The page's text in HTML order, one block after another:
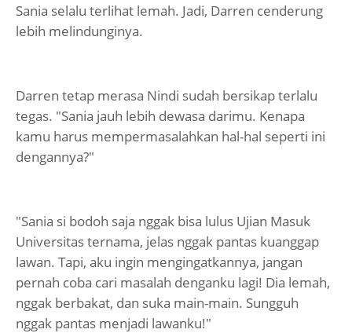
Sania selalu terlihat lemah. Jadi, Darren cenderung
lebih melindunginya.
Darren tetap merasa Nindi sudah bersikap terlalu
tegas. "Sania jauh lebih dewasa darimu. Kenapa
kamu harus mempermasalahkan hal-hal seperti ini
dengannya?"
"Sania si bodoh saja nggak bisa lulus Ujian Masuk
Universitas ternama, jelas nggak pantas kuanggap
lawan. Tapi, aku ingin mengingatkannya, jangan
pernah coba cari masalah denganku lagi! Dia lemah,
nggak berbakat, dan suka main-main. Sungguh
nggak pantas menjadi lawanku!"